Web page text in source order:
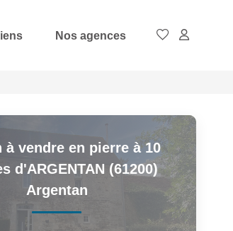
Nos agences
à vendre en pierre à 10
d'ARGENTAN (61200)
Argentan